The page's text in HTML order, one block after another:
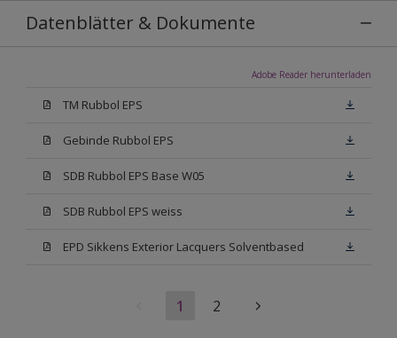
Datenblätter & Dokumente
Adobe Reader herunterladen
TM Rubbol EPS
Gebinde Rubbol EPS
SDB Rubbol EPS Base W05
SDB Rubbol EPS weiss
EPD Sikkens Exterior Lacquers Solventbased
1 2